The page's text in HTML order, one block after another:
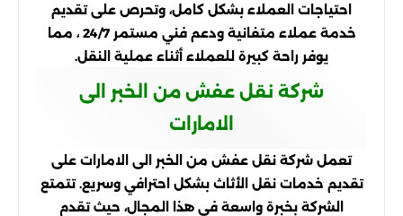
احتياجات العملاء بشكل كامل، وتحرص على تقديم
خدمة عملاء متفانية ودعم فني مستمر 24/7 ، مما
يوفر راحة كبيرة للعملاء أثناء عملية النقل.
شركة نقل عفش من الخبر الى
الامارات
تعمل شركة نقل عفش من الخبر الى الامارات على
تقديم خدمات نقل الأثاث بشكل احترافي وسريع. تتمتع
الشركة بخبرة واسعة في هذا المجال، حيث تقدم